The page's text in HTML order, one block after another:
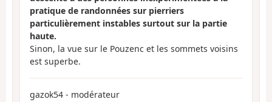
pratique de randonnées sur pierriers
particulièrement instables surtout sur la partie
haute.
Sinon, la vue sur le Pouzenc et les sommets voisins
est superbe.
gazok54 - modérateur